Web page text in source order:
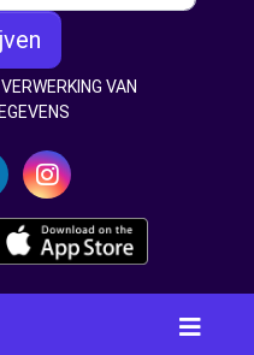
VAN